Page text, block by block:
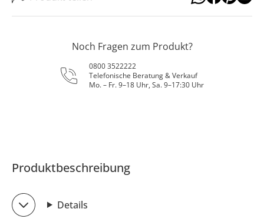
Noch Fragen zum Produkt?
0800 3522222
Telefonische Beratung & Verkauf
Mo. – Fr. 9–18 Uhr, Sa. 9–17:30 Uhr
Produktbeschreibung
Details